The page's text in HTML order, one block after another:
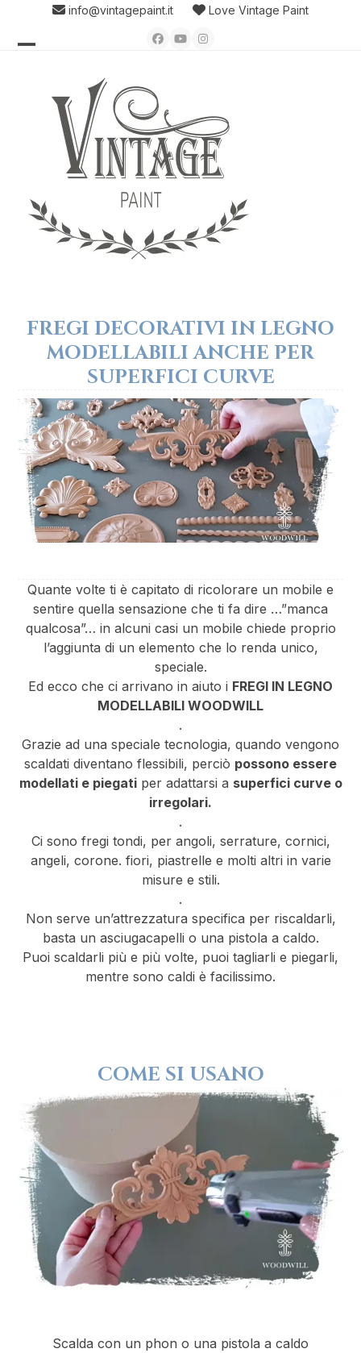
content
info@vintagepaint.it Love Vintage Paint
Facebook
YouTubeInstagram
menu
menu
FREGI DECORATIVI IN LEGNO
MODELLABILI ANCHE PER
SUPERFICI CURVE
Quante volte ti è capitato di ricolorare un mobile e
sentire quella sensazione che ti fa dire …”manca
qualcosa”… in alcuni casi un mobile chiede proprio
l’aggiunta di un elemento che lo renda unico,
speciale.
Ed ecco che ci arrivano in aiuto i FREGI IN LEGNO
MODELLABILI WOODWILL
.
Grazie ad una speciale tecnologia, quando vengono
scaldati diventano flessibili, perciò possono essere
modellati e piegatiper adattarsi a superfici curve o
irregolari.
.
Ci sono fregi tondi, per angoli, serrature, cornici,
angeli, corone. fiori, piastrelle e molti altri in varie
misure e stili.
.
Non serve un’attrezzatura specifica per riscaldarli,
basta un asciugacapelli o una pistola a caldo.
Puoi scaldarli più e più volte, puoi tagliarli e piegarli,
mentre sono caldi è facilissimo.
COME SI USANO
Scalda con un phon o una pistola a caldo